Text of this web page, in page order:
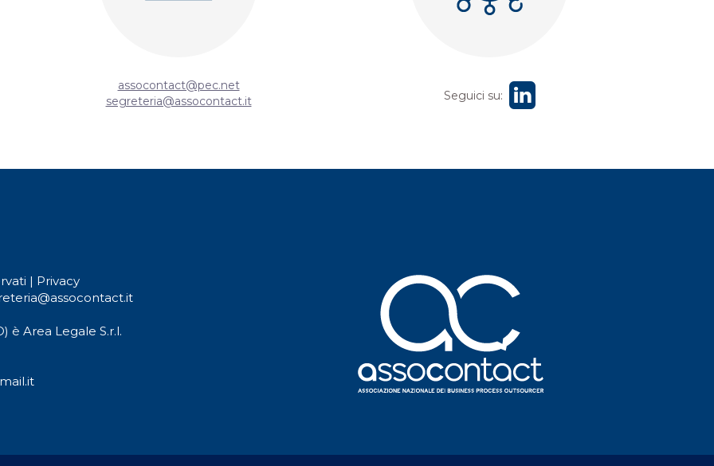
assocontact@pec.net
segreteria@assocontact.it
Seguici su:
| Privacy
è Area Legale S.r.l.